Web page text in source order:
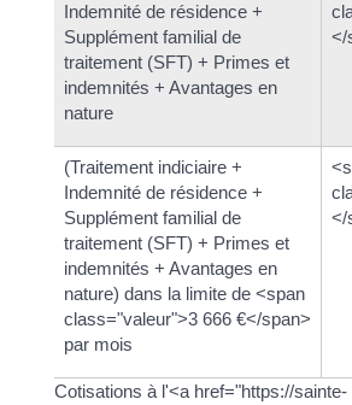
Indemnité de résidence +
Supplément familial de
traitement (SFT) + Primes et
indemnités + Avantages en
nature
</
(Traitement indiciaire +
Indemnité de résidence +
Supplément familial de
traitement (SFT) + Primes et
indemnités + Avantages en
nature) dans la limite de <span
class="valeur">3 666 €</span>
par mois
</
Cotisations à l'<a href="https://sainte-